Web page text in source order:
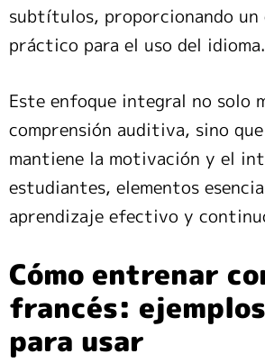
subtítulos, proporcionando
práctico para el uso del idioma.
Este enfoque integral no solo
comprensión auditiva, sino
mantiene la motivación y el
estudiantes, elementos
aprendizaje efectivo y
Cómo entrenar
francés:
para usar